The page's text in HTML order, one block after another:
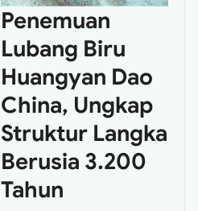
Penemuan
Lubang Biru
Huangyan Dao
China, Ungkap
Struktur Langka
Berusia 3.200
Tahun